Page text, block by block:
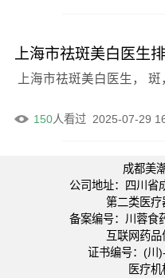
上海市祛斑美白医生，
2025-07-29
150人看过
成都美
公司地址：四川省
第二类医
备案编号：川蓉食
互联网药
证书编号：(川
医疗